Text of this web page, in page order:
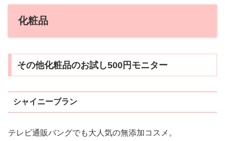
化粧品
その他化粧品のお試し500円モニター
シャイニーブラン
テレビ通販バングでも大人気の無添加コスメ。